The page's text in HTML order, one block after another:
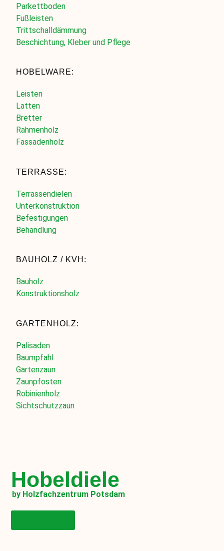
Parkettboden
Fußleisten
Trittschalldämmung
Beschichtung, Kleber und Pflege
HOBELWARE:
Leisten
Latten
Bretter
Rahmenholz
Fassadenholz
TERRASSE:
Terrassendielen
Unterkonstruktion
Befestigungen
Behandlung
BAUHOLZ / KVH:
Bauholz
Konstruktionsholz
GARTENHOLZ:
Palisaden
Baumpfahl
Gartenzaun
Zaunpfosten
Robinienholz
Sichtschutzzaun
Hobeldiele
by Holzfachzentrum Potsdam